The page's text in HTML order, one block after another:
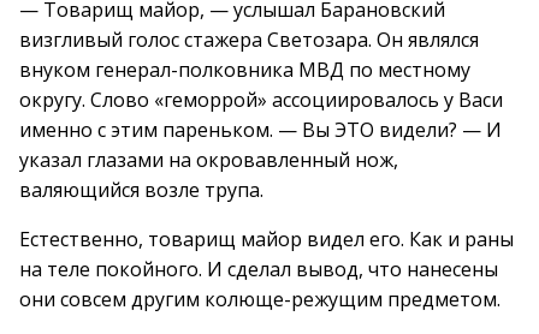
— Товарищ майор, — услышал Барановский
визгливый голос стажера Светозара. Он являлся
внуком генерал-полковника МВД по местному
округу. Слово «геморрой» ассоциировалось у Васи
именно с этим пареньком. — Вы ЭТО видели? — И
указал глазами на окровавленный нож,
валяющийся возле трупа.
Естественно, товарищ майор видел его. Как и раны
на теле покойного. И сделал вывод, что нанесены
они совсем другим колюще-режущим предметом.